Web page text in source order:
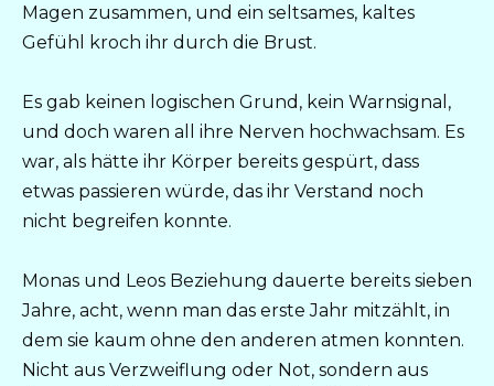
Magen zusammen, und ein seltsames, kaltes
Gefühl kroch ihr durch die Brust.
Es gab keinen logischen Grund, kein Warnsignal,
und doch waren all ihre Nerven hochwachsam. Es
war, als hätte ihr Körper bereits gespürt, dass
etwas passieren würde, das ihr Verstand noch
nicht begreifen konnte.
Monas und Leos Beziehung dauerte bereits sieben
Jahre, acht, wenn man das erste Jahr mitzählt, in
dem sie kaum ohne den anderen atmen konnten.
Nicht aus Verzweiflung oder Not, sondern aus